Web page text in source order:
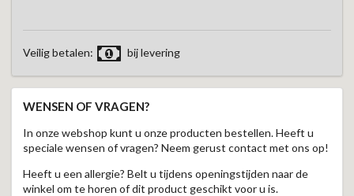
Veilig betalen: bij levering
WENSEN OF VRAGEN?
In onze webshop kunt u onze producten bestellen. Heeft u
speciale wensen of vragen? Neem gerust contact met ons op!
Heeft u een allergie? Belt u tijdens openingstijden naar de
winkel om te horen of dit product geschikt voor u is.